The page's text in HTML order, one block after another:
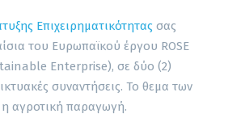
Επιχειρηματικότητας σας
του Ευρωπαϊκού έργου ROSE
Enterprise), σε δύο (2)
συναντήσεις. Το θεμα των
η αγροτική παραγωγή.